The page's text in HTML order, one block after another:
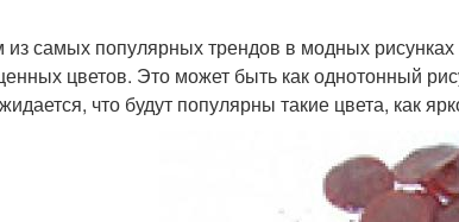
самых популярных трендов в модных рисунках
цветов. Это может быть как однотонный
что будут популярны такие цвета, как